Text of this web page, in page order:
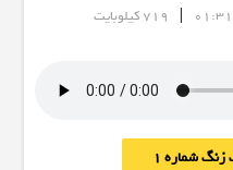
01:31
| 719 کیلوبایت
شماره 1